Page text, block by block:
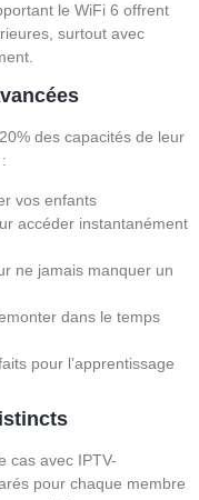
le WiFi 6 offrent
surtout avec
des capacités de leur
vos enfants
accéder instantanément
ne jamais manquer un
dans le temps
pour l’apprentissage
cas avec IPTV-
pour chaque membre